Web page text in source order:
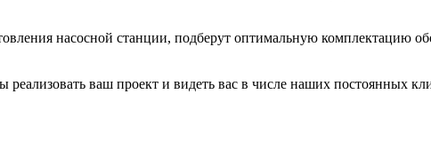
насосной станции, подберут оптимальную комплектацию
ваш проект и видеть вас в числе наших постоянных